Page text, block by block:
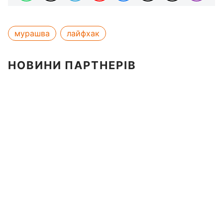
мурашва лайфхак
НОВИНИ ПАРТНЕРІВ